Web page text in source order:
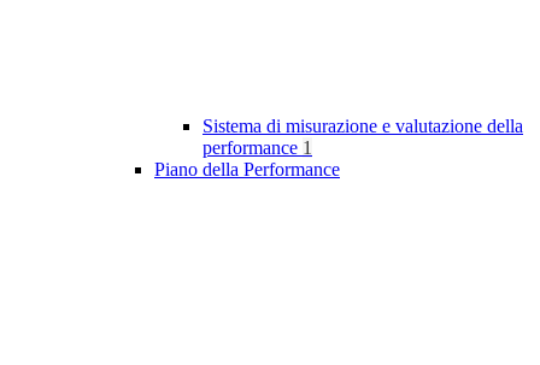
Sistema di misurazione e valutazione della
performance 1
Piano della Performance